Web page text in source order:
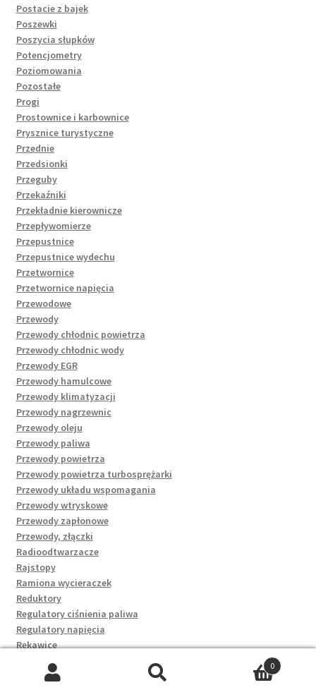
Postacie z bajek
Poszewki
Poszycia słupków
Potencjometry
Poziomowania
Pozostałe
Progi
Prostownice i karbownice
Prysznice turystyczne
Przednie
Przedsionki
Przeguby
Przekaźniki
Przekładnie kierownicze
Przepływomierze
Przepustnice
Przepustnice wydechu
Przetwornice
Przetwornice napięcia
Przewodowe
Przewody
Przewody chłodnic powietrza
Przewody chłodnic wody
Przewody EGR
Przewody hamulcowe
Przewody klimatyzacji
Przewody nagrzewnic
Przewody oleju
Przewody paliwa
Przewody powietrza
Przewody powietrza turbosprężarki
Przewody układu wspomagania
Przewody wtryskowe
Przewody zapłonowe
Przewody, złączki
Radioodtwarzacze
Rajstopy
Ramiona wycieraczek
Reduktory
Regulatory ciśnienia paliwa
Regulatory napięcia
Rękawice
Rękawiczki rowerowe
Rękawki, deski i koła dmuchane
0